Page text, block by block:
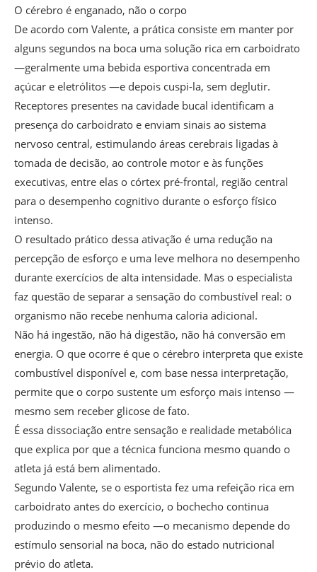
O cérebro é enganado, não o corpo
De acordo com Valente, a prática consiste em manter por
alguns segundos na boca uma solução rica em carboidrato
—geralmente uma bebida esportiva concentrada em
açúcar e eletrólitos —e depois cuspi-la, sem deglutir.
Receptores presentes na cavidade bucal identificam a
presença do carboidrato e enviam sinais ao sistema
nervoso central, estimulando áreas cerebrais ligadas à
tomada de decisão, ao controle motor e às funções
executivas, entre elas o córtex pré-frontal, região central
para o desempenho cognitivo durante o esforço físico
intenso.
O resultado prático dessa ativação é uma redução na
percepção de esforço e uma leve melhora no desempenho
durante exercícios de alta intensidade. Mas o especialista
faz questão de separar a sensação do combustível real: o
organismo não recebe nenhuma caloria adicional.
Não há ingestão, não há digestão, não há conversão em
energia. O que ocorre é que o cérebro interpreta que existe
combustível disponível e, com base nessa interpretação,
permite que o corpo sustente um esforço mais intenso —
mesmo sem receber glicose de fato.
É essa dissociação entre sensação e realidade metabólica
que explica por que a técnica funciona mesmo quando o
atleta já está bem alimentado.
Segundo Valente, se o esportista fez uma refeição rica em
carboidrato antes do exercício, o bochecho continua
produzindo o mesmo efeito —o mecanismo depende do
estímulo sensorial na boca, não do estado nutricional
prévio do atleta.